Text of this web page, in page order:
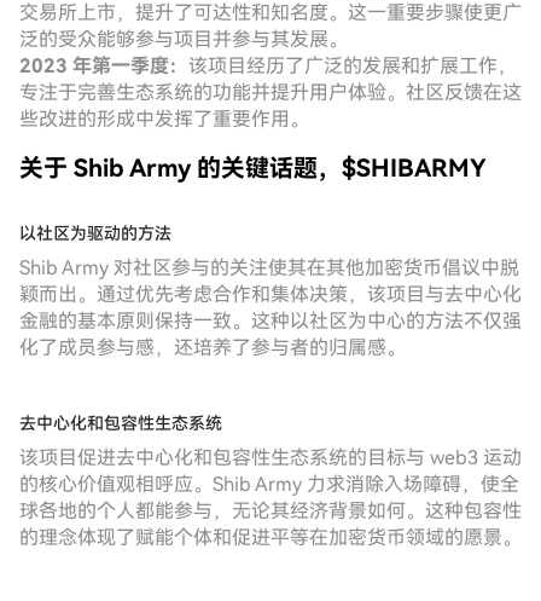
交易所上市，提升了可达性和知名度。这一重要步骤使更广
泛的受众能够参与项目并参与其发展。
2023 年第一季度： 该项目经历了广泛的发展和扩展工作，
专注于完善生态系统的功能并提升用户体验。社区反馈在这
些改进的形成中发挥了重要作用。
关于 Shib Army 的关键话题，$SHIBARMY
以社区为驱动的方法
Shib Army 对社区参与的关注使其在其他加密货币倡议中脱
颖而出。通过优先考虑合作和集体决策，该项目与去中心化
金融的基本原则保持一致。这种以社区为中心的方法不仅强
化了成员参与感，还培养了参与者的归属感。
去中心化和包容性生态系统
该项目促进去中心化和包容性生态系统的目标与 web3 运动
的核心价值观相呼应。Shib Army 力求消除入场障碍，使全
球各地的个人都能参与，无论其经济背景如何。这种包容性
的理念体现了赋能个体和促进平等在加密货币领域的愿景。